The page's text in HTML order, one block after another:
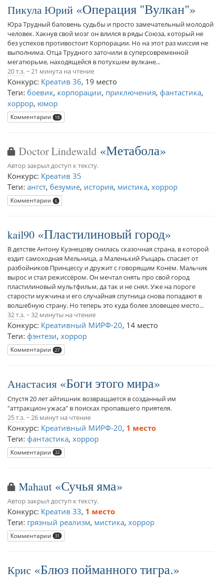
Пикула Юрий Операция "Вулкан"
Юра Трудный баловень судьбы и просто замечательный молодой
человек. Хакнув свой мозг он влился в ряды Союза, который не
без успехов противостоит Корпорации. Но на этот раз миссия не
выполнима. Отца Трудного заточили в суперсовременной
мегатюрьме, находящейся в потухшем вулкане...
20 т.з.~ 21 минута на чтение
Конкурс: Креатив 36, 19 место
Теги: боевик, корпорации, приключения, фантастика,
хоррор, юмор
Комментарии 18
Doctor Lindewald Метабола
Автор закрыл доступ к тексту.
Конкурс: Креатив 35
Теги: ангст, безумие, история, мистика, хоррор
Комментарии 6
kail90 Пластилиновый город
В детстве Антону Кузнецову снилась сказочная страна, в которой
ездит самоходная Мельница, а Маленький Рыцарь спасает от
разбойников Принцессу и дружит с говорящим Конём. Мальчик
вырос и стал режиссёром. Он мечтал снять про свой город
пластилиновый мультфильм, да так и не снял. Уже на пороге
старости мужчина и его случайная спутница снова попадают в
волшебную страну. Но теперь это куда более зловещее место...
32 т.з.~ 32 минуты на чтение
Конкурс: Креативный МИРФ-20, 14 место
Теги: фэнтези, хоррор
Комментарии 27
Анастасия Боги этого мира
Спустя 20 лет айтишник возвращается в созданный им
"аттракцион ужаса" в поисках пропавшего приятеля.
25 т.з.~ 26 минут на чтение
Конкурс: Креативный МИРФ-20, 1 место
Теги: фантастика, хоррор
Комментарии 32
Mahaut Сучья яма
Автор закрыл доступ к тексту.
Конкурс: Креатив 33, 1 место
Теги: грязный реализм, мистика, хоррор
Комментарии 31
Крис Блюз пойманного тигра.